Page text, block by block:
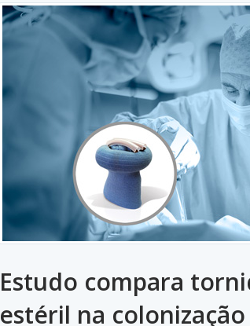
Estudo compara
estéril na